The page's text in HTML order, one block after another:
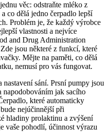
věc: odstraňte mléko z
co dělá jedno čerpadlo lepší
Problém je, že každý výrobce
vlastnosti a nejvíce
and Drug Administration
jsou některé z funkcí, které
Mějte na paměti, co dělá
nemusí pro vás fungovat.
nastavení sání. Prsní pumpy jsou
jak sacího
které automaticky
nejúčinnější při
hladiny prolaktinu a zvýšení
vaše pohodlí, účinnost výrazu